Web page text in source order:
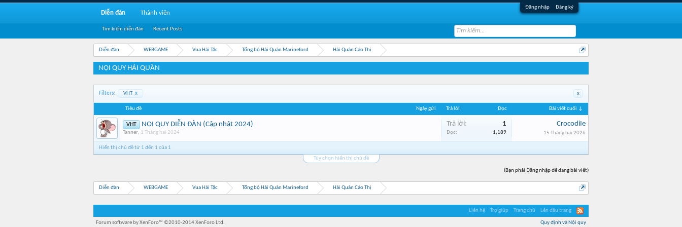
Đăng nhập Đăng ký
Diễn đàn WEBGAME Vua Hải Tặc Tổng bộ Hải Quân Marineford Hải Quân Cáo Thị
NỘI QUY HẢI QUÂN
Filters: VHT x x
Tiêu đề Ngày gửi Trả lời Đọc Bài viết cuối ↓
VHT NỘI QUY DIỄN ĐÀN (Cập nhật 2024)
Tanner, 1 Tháng hai 2024
Trả lời: 1
Đọc: 1,189
CrocodiIe
15 Tháng hai 2026
Hiển thị chủ đề từ 1 đến 1 của 1
Tùy chọn hiển thị chủ đề
(Bạn phải Đăng nhập để đăng bài viết)
Diễn đàn WEBGAME Vua Hải Tặc Tổng bộ Hải Quân Marineford Hải Quân Cáo Thị
Diễn đàn
Tìm kiếm diễn đàn Recent Posts
Thành viên
Liên hệ Trợ giúp Trang chủ Lên đầu trang
Quy định và Nội quy
Forum software by XenForo™ ©2010-2014 XenForo Ltd.